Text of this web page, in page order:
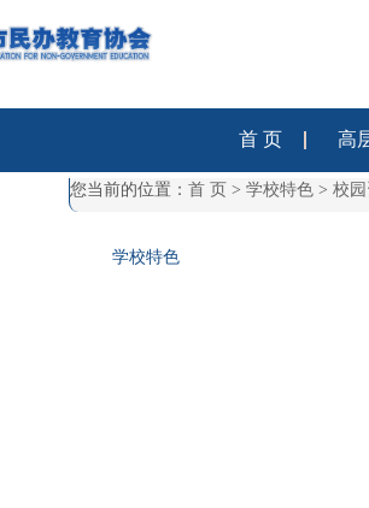
首 页 高
您当前的位置： 首 页 > 学校特色 > 校
学校特色